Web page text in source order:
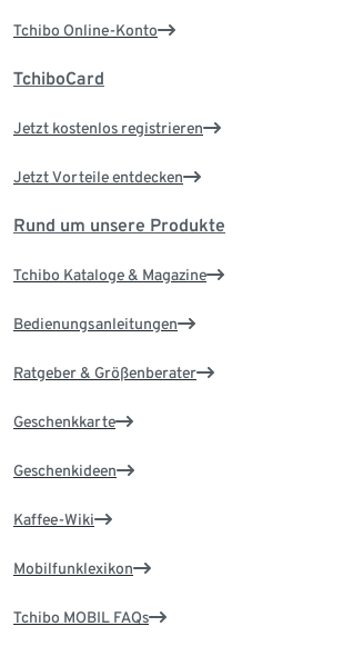
Tchibo Online-Konto
TchiboCard
Jetzt kostenlos registrieren
Jetzt Vorteile entdecken
Rund um unsere Produkte
Tchibo Kataloge & Magazine
Bedienungsanleitungen
Ratgeber & Größenberater
Geschenkkarte
Geschenkideen
Kaffee-Wiki
Mobilfunklexikon
Tchibo MOBIL FAQs